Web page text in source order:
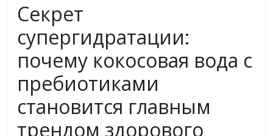
Секрет
супергидратации:
почему кокосовая вода с
пребиотиками
становится главным
трендом здорового